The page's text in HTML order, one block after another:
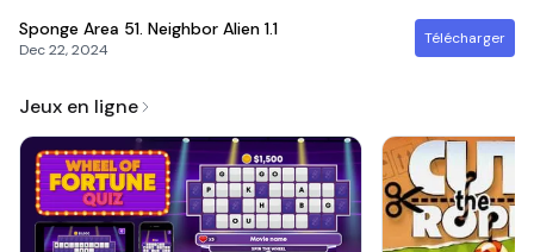
Sponge Area 51. Neighbor Alien 1.1
Dec 22, 2024
Télécharger
Jeux en ligne